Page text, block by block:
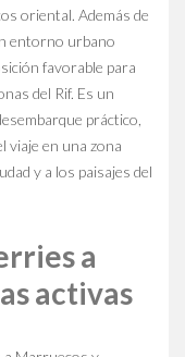
oriental. Además de
entorno urbano
favorable para
del Rif. Es un
práctico,
viaje en una zona
y a los paisajes del
a
activas